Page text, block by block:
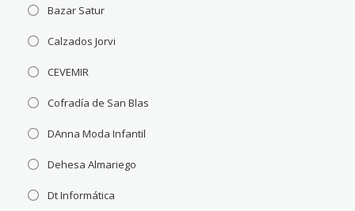
Bazar Satur
Calzados Jorvi
CEVEMIR
Cofradía de San Blas
DAnna Moda Infantil
Dehesa Almariego
Dt Informática